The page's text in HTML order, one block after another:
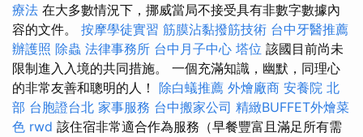
療法 在大多數情況下，挪威當局不接受具有非數字數據內
容的文件。 按摩學徒實習 筋膜沾黏撥筋技術 台中牙醫推薦
辦護照 除蟲 法律事務所 台中月子中心 塔位 該國目前尚未
限制進入入境的共同措施。 一個充滿知識，幽默，同理心
的非常友善和聰明的人！ 除白蟻推薦 外燴廠商 安養院 北
部 台胞證台北 家事服務 台中搬家公司 精緻BUFFET外燴菜
色 rwd 該住宿非常適合作為服務（早餐豐富且滿足所有需